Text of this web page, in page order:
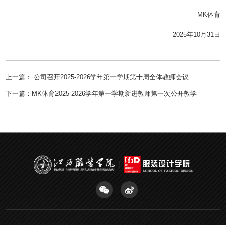
MK体育
2025年10月31日
上一篇： 公司召开2025-2026学年第一学期第十周全体教师会议
下一篇： MK体育2025-2026学年第一学期新进教师第一次公开教学